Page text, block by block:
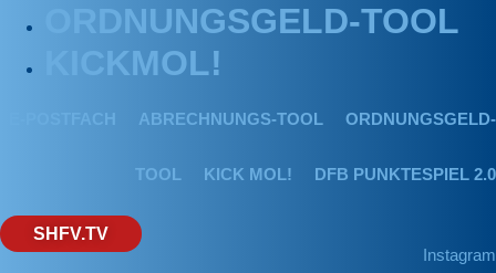
ORDNUNGSGELD-TOOL
KICKMOL!
E-POSTFACH ABRECHNUNGS-TOOL ORDNUNGSGELD-
TOOL KICK MOL! DFB PUNKTESPIEL 2.0
SHFV.TV
Instagram